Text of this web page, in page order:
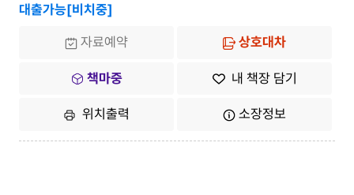
대출가능[비치중]
자료예약 상호대차
책마중 내 책장 담기
위치출력 소장정보